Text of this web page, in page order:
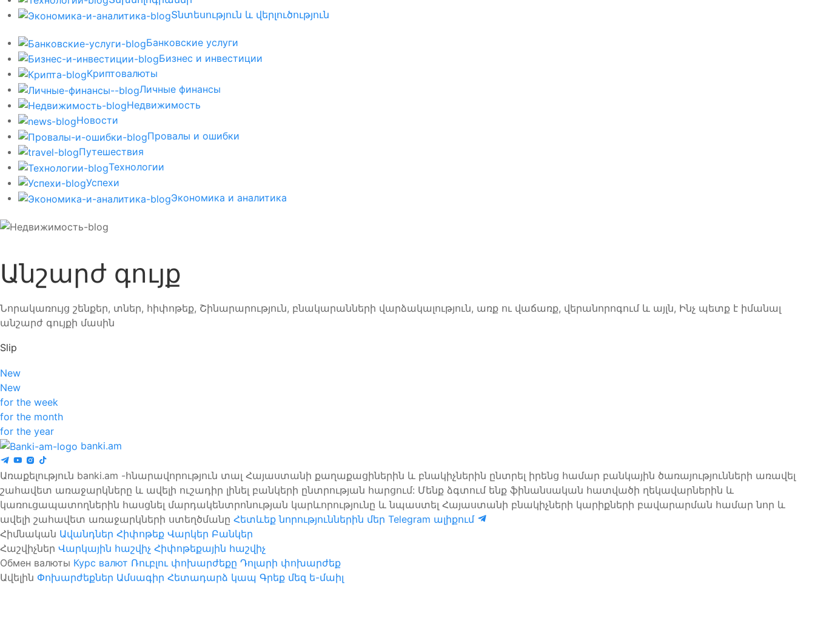
Տնտեսություն և վերլուծություն
Банковские услуги
Бизнес и инвестиции
Криптовалюты
Личные финансы
Недвижимость
Новости
Провалы и ошибки
Путешествия
Технологии
Успехи
Экономика и аналитика
Անշարժ գույք
Նորակառույց շենքեր, տներ, հիփոթեք, Շինարարություն, բնակարանների վարձակալություն, առք ու վաճառք, վերանորոգում և այլն, Ինչ պետք է իմանալ
անշարժ գույքի մասին
Slip
New
New
for the week
for the month
for the year
banki.am
Առաքելություն banki.am -հնարավորություն տալ Հայաստանի քաղաքացիներին և բնակիչներին ընտրել իրենց համար բանկային ծառայությունների առավել
շահավետ առաջարկները և ավելի ուշադիր լինել բանկերի ընտրության հարցում: Մենք ձգտում ենք ֆինանսական հատվածի ղեկավարներին և
կառուցապատողներին հասցնել մարդակենտրոնության կարևորությունը և նպաստել Հայաստանի բնակիչների կարիքների բավարարման համար նոր և
ավելի շահավետ առաջարկների ստեղծմանը Հետևեք նորություններին մեր Telegram ալիքում
Հիմնական Ավանդներ Հիփոթեք Վարկեր Բանկեր
Հաշվիչներ Վարկային հաշվիչ Հիփոթեքային հաշվիչ
Обмен валюты Курс валют Ռուբլու փոխարժեքը Դոլարի փոխարժեք
Ավելին Փոխարժեքներ Ամսագիր Հետադարձ կապ Գրեք մեզ ե-մաիլ